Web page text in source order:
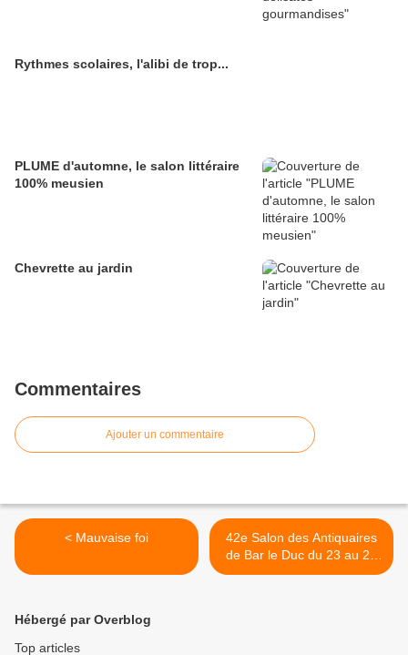
Rythmes scolaires, l'alibi de trop...
PLUME d'automne, le salon littéraire
100% meusien
Chevrette au jardin
Commentaires
Ajouter un commentaire
< Mauvaise foi
42e Salon des Antiquaires
de Bar le Duc du 23 au 25
septembre >
Hébergé par Overblog
Top articles